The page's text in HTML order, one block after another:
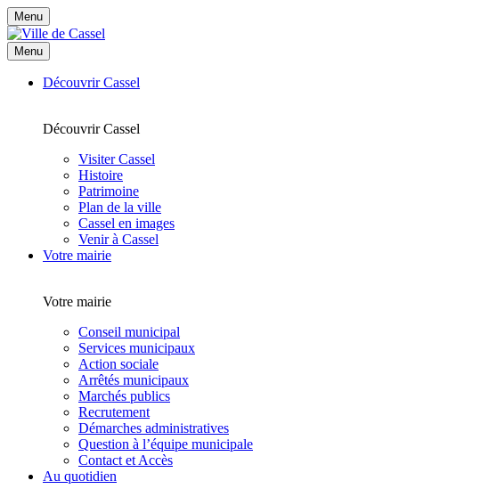
Menu
Menu
Découvrir Cassel
Découvrir Cassel
Visiter Cassel
Histoire
Patrimoine
Plan de la ville
Cassel en images
Venir à Cassel
Votre mairie
Votre mairie
Conseil municipal
Services municipaux
Action sociale
Arrêtés municipaux
Marchés publics
Recrutement
Démarches administratives
Question à l’équipe municipale
Contact et Accès
Au quotidien